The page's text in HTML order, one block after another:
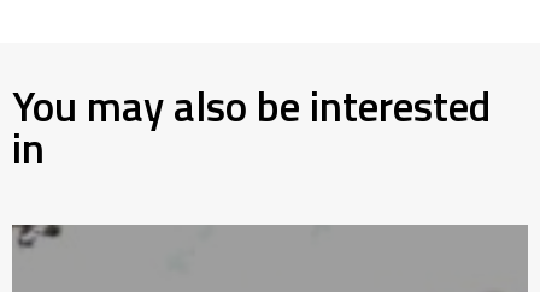
You may also be interested
in